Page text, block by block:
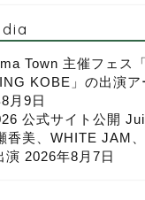
Town 主催フェス
KOBE」の出演ア
月9日
公式サイト公開
香美、WHITE JAM
演 2026年8月7日